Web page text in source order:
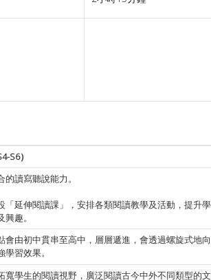
S6）
的讀寫聽說能力。
「延伸閱讀課」，安排各類閱讀教學及活動，提升
趣。
會由初中貫串至高中，層層遞進，會透過螺旋式地
學習效果。
寬學生的閱讀視野，廣泛閱讀古今中外不同類型的